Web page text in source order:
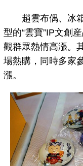
趙雲布偶、冰箱
型的“雲寶”IP文創
觀群眾熱情高漲。
場熱購，同時多家
漲。